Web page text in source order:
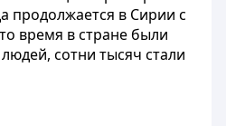
продолжается в Сирии с
время в стране были
сотни тысяч стали